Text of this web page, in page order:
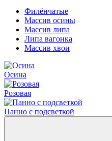
Филёнчатые
Массив осины
Массив липа
Липа вагонка
Массив хвои
Осина
Розовая
Панно с подсветкой